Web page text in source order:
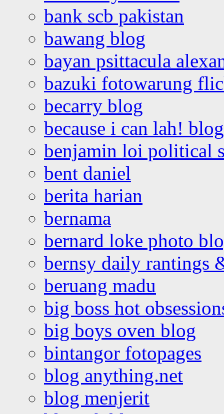
bank scb pakistan
bawang blog
bayan psittacula
bazuki fotowarung
becarry blog
because i can lah! blog
benjamin loi political
bent daniel
berita harian
bernama
bernard loke photo
bernsy daily rantings
beruang madu
big boss hot
big boys oven blog
bintangor fotopages
blog anything.net
blog menjerit